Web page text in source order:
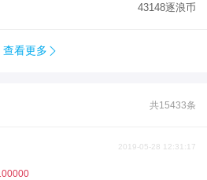
43148逐浪币
查看更多 
共15433条
2019-05-28 12:31:17